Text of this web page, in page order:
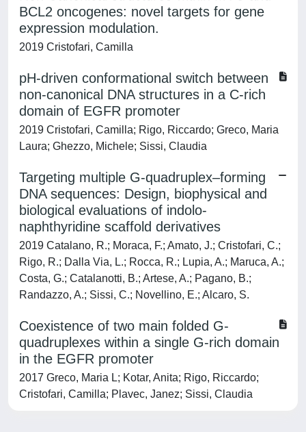
BCL2 oncogenes: novel targets for gene
expression modulation.
2019 Cristofari, Camilla
pH-driven conformational switch between
non-canonical DNA structures in a C-rich
domain of EGFR promoter
2019 Cristofari, Camilla; Rigo, Riccardo; Greco, Maria
Laura; Ghezzo, Michele; Sissi, Claudia
Targeting multiple G-quadruplex–forming
DNA sequences: Design, biophysical and
biological evaluations of indolo-
naphthyridine scaffold derivatives
2019 Catalano, R.; Moraca, F.; Amato, J.; Cristofari, C.;
Rigo, R.; Dalla Via, L.; Rocca, R.; Lupia, A.; Maruca, A.;
Costa, G.; Catalanotti, B.; Artese, A.; Pagano, B.;
Randazzo, A.; Sissi, C.; Novellino, E.; Alcaro, S.
Coexistence of two main folded G-
quadruplexes within a single G-rich domain
in the EGFR promoter
2017 Greco, Maria L; Kotar, Anita; Rigo, Riccardo;
Cristofari, Camilla; Plavec, Janez; Sissi, Claudia